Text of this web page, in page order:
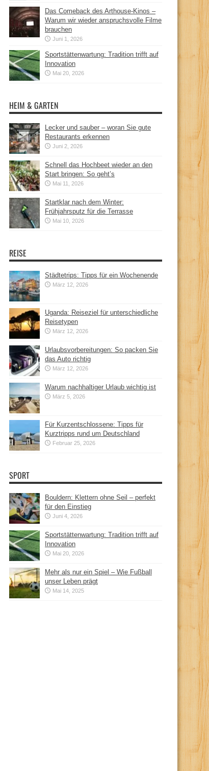
Das Comeback des Arthouse-Kinos –
Warum wir wieder anspruchsvolle Filme
brauchen
Juni 1, 2026
Sportstättenwartung: Tradition trifft auf
Innovation
Mai 20, 2026
HEIM & GARTEN
Lecker und sauber – woran Sie gute
Restaurants erkennen
Juni 2, 2026
Schnell das Hochbeet wieder an den
Start bringen: So geht’s
Mai 11, 2026
Startklar nach dem Winter:
Frühjahrsputz für die Terrasse
Mai 10, 2026
REISE
Städtetrips: Tipps für ein Wochenende
März 12, 2026
Uganda: Reiseziel für unterschiedliche
Reisetypen
März 12, 2026
Urlaubsvorbereitungen: So packen Sie
das Auto richtig
März 12, 2026
Warum nachhaltiger Urlaub wichtig ist
März 5, 2026
Für Kurzentschlossene: Tipps für
Kurztripps rund um Deutschland
Februar 25, 2026
SPORT
Bouldern: Klettern ohne Seil – perfekt
für den Einstieg
Juni 4, 2026
Sportstättenwartung: Tradition trifft auf
Innovation
Mai 20, 2026
Mehr als nur ein Spiel – Wie Fußball
unser Leben prägt
Mai 14, 2025